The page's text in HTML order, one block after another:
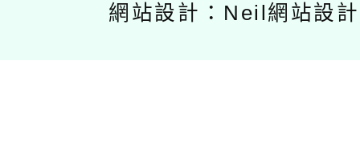
網站設計：Neil網站設